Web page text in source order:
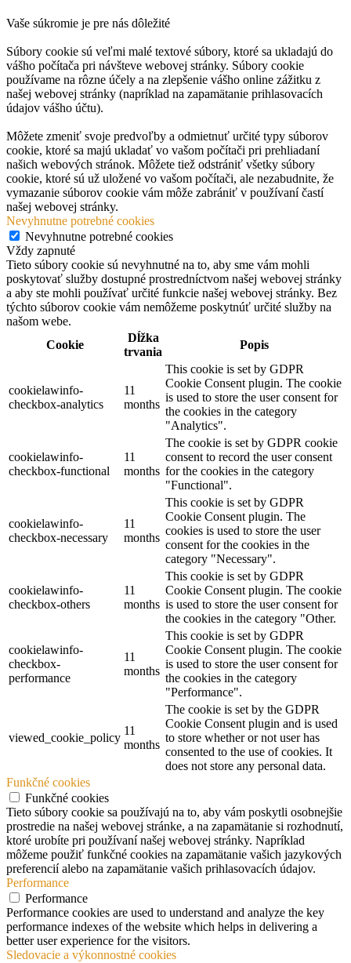
Vaše súkromie je pre nás dôležité
Súbory cookie sú veľmi malé textové súbory, ktoré sa ukladajú do
vášho počítača pri návšteve webovej stránky. Súbory cookie
používame na rôzne účely a na zlepšenie vášho online zážitku z
našej webovej stránky (napríklad na zapamätanie prihlasovacích
údajov vášho účtu).
Môžete zmeniť svoje predvoľby a odmietnuť určité typy súborov
cookie, ktoré sa majú ukladať vo vašom počítači pri prehliadaní
našich webových stránok. Môžete tiež odstrániť všetky súbory
cookie, ktoré sú už uložené vo vašom počítači, ale nezabudnite, že
vymazanie súborov cookie vám môže zabrániť v používaní častí
našej webovej stránky.
Nevyhnutne potrebné cookies
Nevyhnutne potrebné cookies
Vždy zapnuté
Tieto súbory cookie sú nevyhnutné na to, aby sme vám mohli
poskytovať služby dostupné prostredníctvom našej webovej stránky
a aby ste mohli používať určité funkcie našej webovej stránky. Bez
týchto súborov cookie vám nemôžeme poskytnúť určité služby na
našom webe.
Cookie
Dĺžka
trvania
Popis
cookielawinfo-
checkbox-analytics
11
months
This cookie is set by GDPR
Cookie Consent plugin. The cookie
is used to store the user consent for
the cookies in the category
"Analytics".
cookielawinfo-
checkbox-functional
11
months
The cookie is set by GDPR cookie
consent to record the user consent
for the cookies in the category
"Functional".
cookielawinfo-
checkbox-necessary
11
months
This cookie is set by GDPR
Cookie Consent plugin. The
cookies is used to store the user
consent for the cookies in the
category "Necessary".
cookielawinfo-
checkbox-others
11
months
This cookie is set by GDPR
Cookie Consent plugin. The cookie
is used to store the user consent for
the cookies in the category "Other.
cookielawinfo-
checkbox-
performance
11
months
This cookie is set by GDPR
Cookie Consent plugin. The cookie
is used to store the user consent for
the cookies in the category
"Performance".
viewed_cookie_policy
11
months
The cookie is set by the GDPR
Cookie Consent plugin and is used
to store whether or not user has
consented to the use of cookies. It
does not store any personal data.
Funkčné cookies
Funkčné cookies
Tieto súbory cookie sa používajú na to, aby vám poskytli osobnejšie
prostredie na našej webovej stránke, a na zapamätanie si rozhodnutí,
ktoré urobíte pri používaní našej webovej stránky. Napríklad
môžeme použiť funkčné cookies na zapamätanie vašich jazykových
preferencií alebo na zapamätanie vašich prihlasovacích údajov.
Performance
Performance
Performance cookies are used to understand and analyze the key
performance indexes of the website which helps in delivering a
better user experience for the visitors.
Sledovacie a výkonnostné cookies